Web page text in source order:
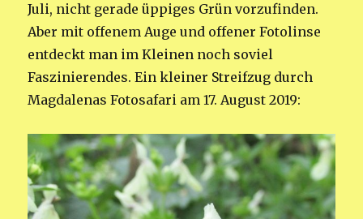
Juli, nicht gerade üppiges Grün vorzufinden.
Aber mit offenem Auge und offener Fotolinse
entdeckt man im Kleinen noch soviel
Faszinierendes. Ein kleiner Streifzug durch
Magdalenas Fotosafari am 17. August 2019: